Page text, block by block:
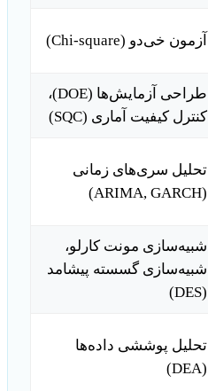
آزمون خی‌دو (Chi-square)
طراحی آزمایش‌ها (DOE)،
کنترل کیفیت آماری (SQC)
تحلیل سری‌های زمانی
(ARIMA, GARCH)
شبیه‌سازی مونت کارلو،
شبیه‌سازی گسسته پیشامد
(DES)
تحلیل پوششی داده‌ها
(DEA)